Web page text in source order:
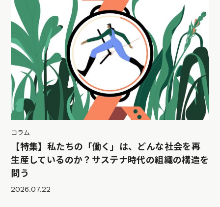
コラム
【特集】私たちの「働く」は、どんな社会を再
生産しているのか？サステナ時代の組織の構造を
問う
2026.07.22